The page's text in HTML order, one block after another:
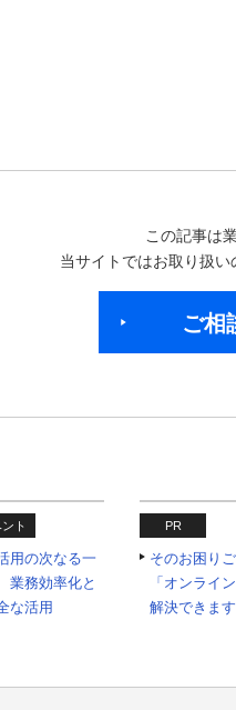
この記事は
当サイトではお取り扱い
ご相
ト
用の次なる一
務効率化と
な活用
PR
そのお困り
「オンライ
解決できます